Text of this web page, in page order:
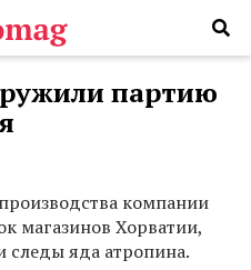
партию
компании
магазинов Хорватии,
следы яда атропина.